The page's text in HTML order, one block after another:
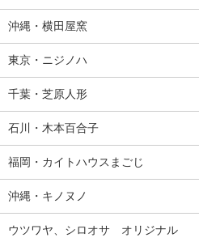
沖縄・横田屋窯
東京・ニジノハ
千葉・芝原人形
石川・木本百合子
福岡・カイトハウスまごじ
沖縄・キノヌノ
ウツワヤ、シロオサ オリジナル